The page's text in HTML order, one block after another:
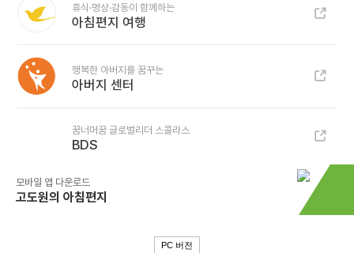
휴식·명상·감동이 함께하는
아침편지 여행
행복한 아버지를 꿈꾸는
아버지 센터
꿈너머꿈 글로벌리더 스콜라스
BDS
모바일 앱 다운로드
고도원의 아침편지
PC 버전